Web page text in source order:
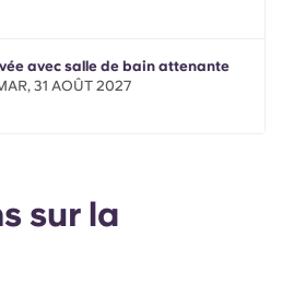
sur la
avec salle de bain attenante
31 AOÛT 2027